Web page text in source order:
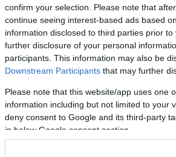
confirm your selection. Please note that
continue seeing interest-based ads based
information disclosed to third parties prior
further disclosure of your personal
participants. This information may also be
Downstream Participants that may further
Please note that this website/app uses one
information including but not limited to your
deny consent to Google and its third-party
in below Google consent section.
προσαρμόζεται και την κάνει